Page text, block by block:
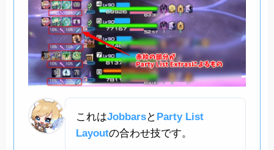
これはJobbarsと Party List
Layoutの合わせ技です。